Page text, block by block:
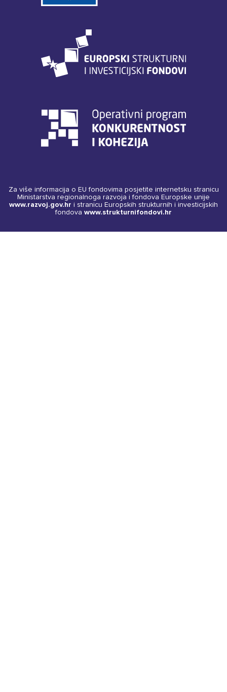
Za više informacija o EU fondovima posjetite internetsku stranicu
Ministarstva regionalnoga razvoja i fondova Europske unije
www.razvoj.gov.hr i stranicu Europskih strukturnih i investicijskih
fondova www.strukturnifondovi.hr